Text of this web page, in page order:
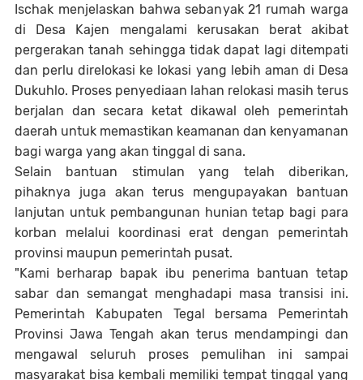
Ischak menjelaskan bahwa sebanyak 21 rumah warga
di Desa Kajen mengalami kerusakan berat akibat
pergerakan tanah sehingga tidak dapat lagi ditempati
dan perlu direlokasi ke lokasi yang lebih aman di Desa
Dukuhlo. Proses penyediaan lahan relokasi masih terus
berjalan dan secara ketat dikawal oleh pemerintah
daerah untuk memastikan keamanan dan kenyamanan
bagi warga yang akan tinggal di sana.
Selain bantuan stimulan yang telah diberikan,
pihaknya juga akan terus mengupayakan bantuan
lanjutan untuk pembangunan hunian tetap bagi para
korban melalui koordinasi erat dengan pemerintah
provinsi maupun pemerintah pusat.
"Kami berharap bapak ibu penerima bantuan tetap
sabar dan semangat menghadapi masa transisi ini.
Pemerintah Kabupaten Tegal bersama Pemerintah
Provinsi Jawa Tengah akan terus mendampingi dan
mengawal seluruh proses pemulihan ini sampai
masyarakat bisa kembali memiliki tempat tinggal yang